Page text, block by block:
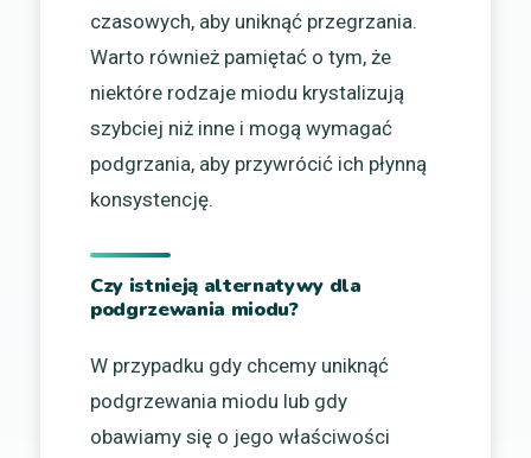
czasowych, aby uniknąć przegrzania.
Warto również pamiętać o tym, że
niektóre rodzaje miodu krystalizują
szybciej niż inne i mogą wymagać
podgrzania, aby przywrócić ich płynną
konsystencję.
Czy istnieją alternatywy dla
podgrzewania miodu?
W przypadku gdy chcemy uniknąć
podgrzewania miodu lub gdy
obawiamy się o jego właściwości